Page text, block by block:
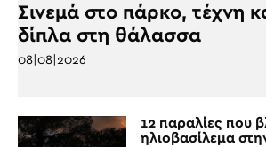
Σινεμά στο πάρκο, τέχνη
δίπλα στη θάλασσα
08|08|2026
12 παραλίες που
ηλιοβασίλεμα